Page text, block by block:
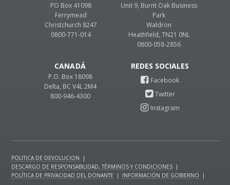
CANADÁ
P.O. Box 18098
Delta, BC V4L 2M4
800-946-4300
Unit 9, Burnt Oak Business
Park
Waldron
Heathfield, TN21 0NL
0800-058-2856
PO Box 41098
Ferrymead
Christchurch 8247
0800-771-014
POLITICA DE DEVOLUCION
|
DESCARGO DE RESPONSABILIDAD, TÉRMINOS Y CONDICIONES |
POLÍTICA DE PRIVACIDAD DEL DONANTE
| INFORMACIÓN DE GOBIERNO
|